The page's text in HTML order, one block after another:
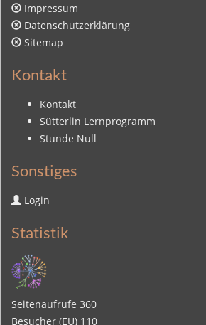
Impressum
Datenschutzerklärung
Sitemap
Kontakt
Kontakt
Sütterlin Lernprogramm
Stunde Null
Sonstiges
Login
Statistik
Seitenaufrufe 360
Besucher (EU) 110